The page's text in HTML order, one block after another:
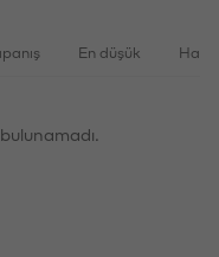
En düşük